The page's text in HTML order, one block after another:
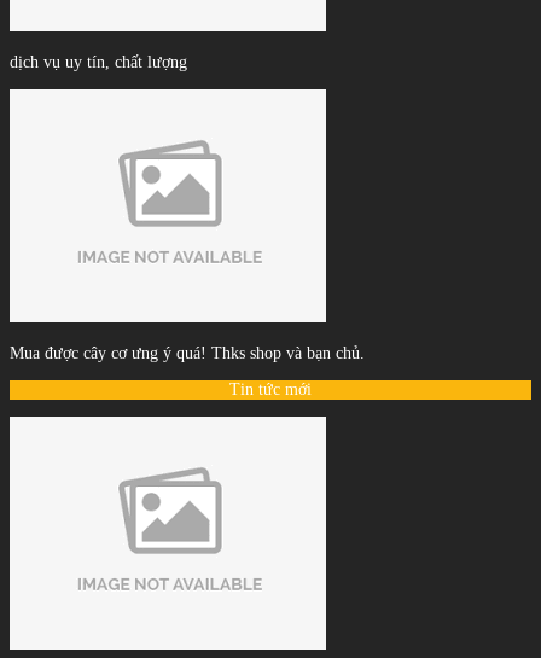
dịch vụ uy tín, chất lượng
Mua được cây cơ ưng ý quá! Thks shop và bạn chủ.
Tin tức mới